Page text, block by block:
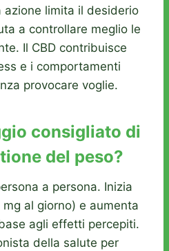
azione limita il desiderio
a controllare meglio le
Il CBD contribuisce
e i comportamenti
provocare voglie.
consigliato di
del peso?
a persona. Inizia
al giorno) e aumenta
agli effetti percepiti.
della salute per